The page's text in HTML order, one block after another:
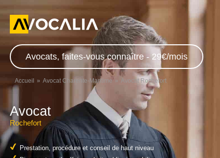
Avocats, faites-vous connaître - 29€/mois
Accueil Avocat Charente-Maritime Avocat Rochefort
Avocat
Rochefort
Prestation, procédure et conseil de haut niveau